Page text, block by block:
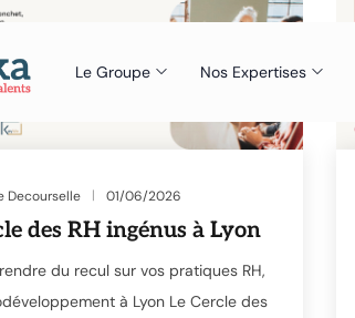
Le Groupe Nos Expertises
Decourselle 01/06/2026
des RH ingénus à Lyon
du recul sur vos pratiques RH,
à Lyon Le Cercle des